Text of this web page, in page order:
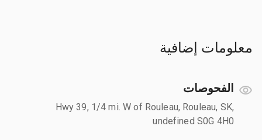
معلومات إضافية
الفحوصات
Hwy 39, 1/4 mi. W of Rouleau, Rouleau, SK,
undefined S0G 4H0